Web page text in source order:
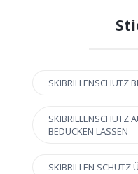
SKIBRILLENSCHUTZ
SKIBRILLENSCHUTZ
BEDUCKEN LASSEN
SKIBRILLEN SCHUTZ